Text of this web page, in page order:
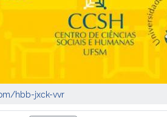
hbb-jxck-vvr